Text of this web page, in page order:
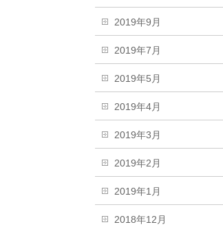
2019年9月
2019年7月
2019年5月
2019年4月
2019年3月
2019年2月
2019年1月
2018年12月